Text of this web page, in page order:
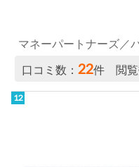
マネーパートナーズ／
口コミ数：22件 閲覧